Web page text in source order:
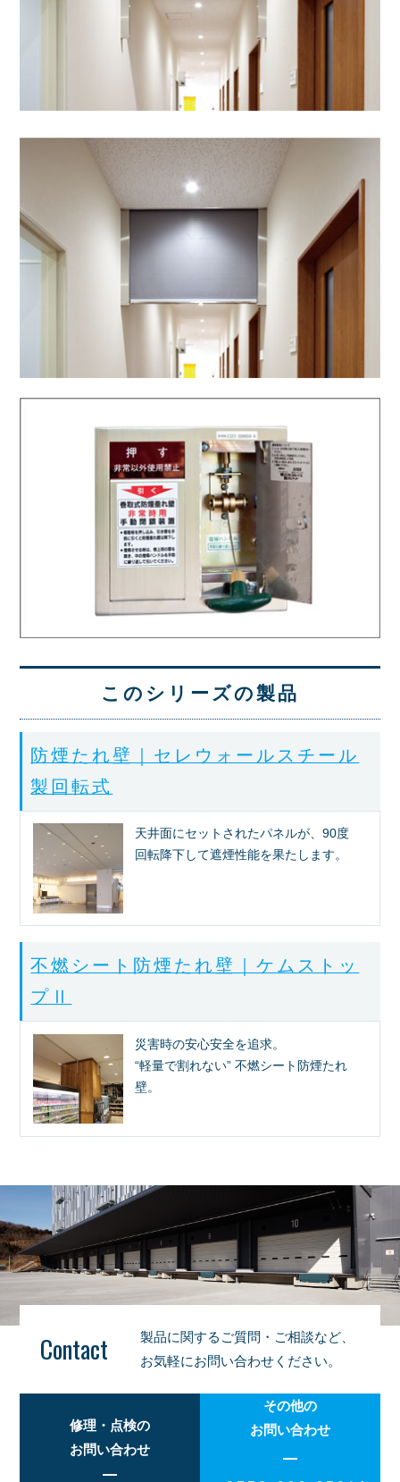
このシリーズの製品
防煙たれ壁｜セレウォールスチール
製回転式
天井面にセットされたパネルが、90度
回転降下して遮煙性能を果たします。
不燃シート防煙たれ壁｜ケムストッ
プⅡ
災害時の安心安全を追求。
“軽量で割れない” 不燃シート防煙たれ
壁。
Contact
製品に関するご質問・ご相談など、
お気軽にお問い合わせください。
修理・点検の
お問い合わせ
その他の
お問い合わせ